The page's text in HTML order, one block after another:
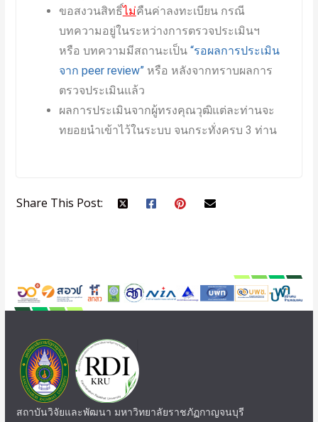
ขอสงวนสิทธิ์ไม่คืนค่าลงทะเบียน กรณี
บทความอยู่ในระหว่างการตรวจประเมินฯ
หรือ บทความมีสถานะเป็น “รอผลการประเมิน
จาก peer review”หรือ หลังจากทราบผลการ
ตรวจประเมินแล้ว
ผลการประเมินจากผู้ทรงคุณวุฒิแต่ละท่านจะ
ทยอยนำเข้าไว้ในระบบ จนกระทั่งครบ 3 ท่าน
Share This Post:
สถาบันวิจัยและพัฒนา มหาวิทยาลัยราชภัฏกาญจนบุรี